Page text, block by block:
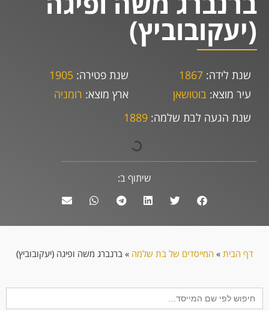
(יעקובוביץ)
שנת לידה: 1867 שנת פטירה: 1905
עיר מוצא: בוטושאן ארץ מוצא: רומניה
שנת הגעה לבת שלמה: 1889
שיתוף ב:
דף הבית » המייסדים של בת שלמה »ברנברג משה ופיגה (יעקובוביץ)
Search
for: